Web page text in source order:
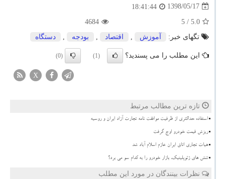
1398/05/17
18:41:44
5.0
/ 5
4684
تگهای خبر:
آموزش , اقتصاد , بودجه , دستگاه
این مطلب را می پسندید؟ (1)
(0)
X
تازه ترین مطالب مرتبط
استفاده حداکثری از ظرفیت موافقت نامه تجارت آزاد ایران و روسیه
ریزش قیمت خودرو اوج گرفت
هیات تجاری اتاق ایران عازم اسلام آباد شد
تنش های ژئوپلیتیک، بازار خودرو را به کدام سو می برد؟
نظرات بینندگان در مورد این مطلب